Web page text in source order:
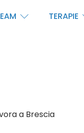
TERAPIE
a Brescia